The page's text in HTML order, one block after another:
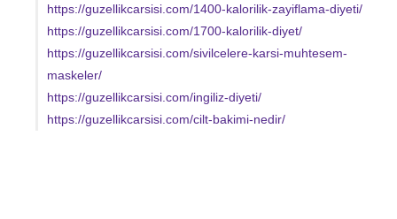
https://guzellikcarsisi.com/1400-kalorilik-zayiflama-diyeti/
https://guzellikcarsisi.com/1700-kalorilik-diyet/
https://guzellikcarsisi.com/sivilcelere-karsi-muhtesem-
maskeler/
https://guzellikcarsisi.com/ingiliz-diyeti/
https://guzellikcarsisi.com/cilt-bakimi-nedir/